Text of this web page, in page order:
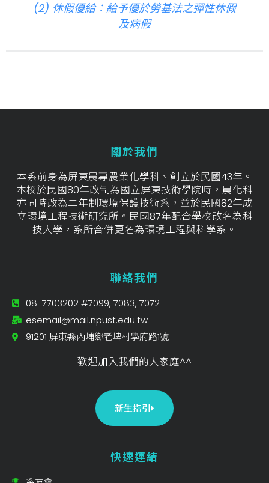
(2) 休假優給：給予優於勞基法之彈性休假
及病假
關於我們
本系前身為屏東農專農業化學科、創立於民國43年。
本校於民國80年改制為國立屏東技術學院時，農化科
亦同時改為二年制環境保護技術系，並於民國82年成
立環境工程技術研究所。民國87年配合學校改名為科
技大學，系所合併更名為環境工程與科學系。
聯絡我們
08-7703202 #7099, 7083, 7072
esemail@mail.npust.edu.tw
91201 屏東縣內埔鄉老埤村學府路1號
歡迎加入我們的大家庭^^
新生指引
快速連結